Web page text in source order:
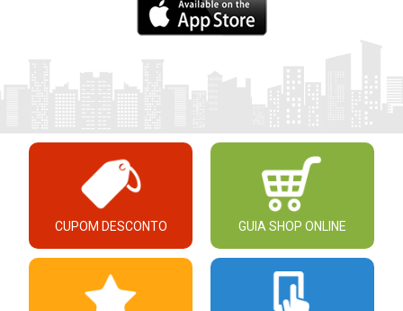
CUPOM DESCONTO GUIA SHOP ONLINE